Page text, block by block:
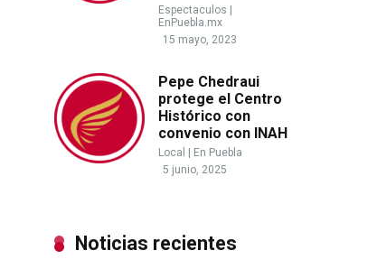
Espectaculos
EnPuebla.mx
15 mayo, 2023
Pepe Chedraui
protege el Centro
Histórico con
convenio con INAH
Local
En Puebla
5 junio, 2025
Noticias recientes